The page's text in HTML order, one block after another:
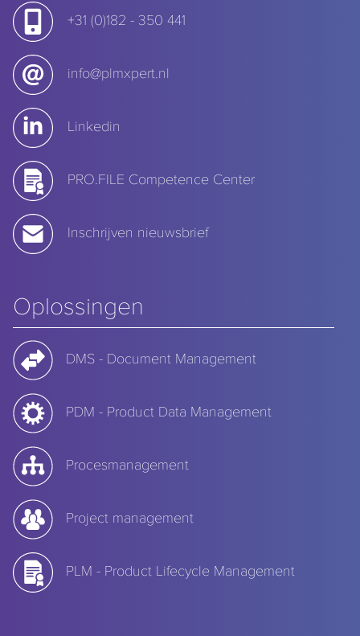
+31 (0)182 - 350 441
info@plmxpert.nl
Linkedin
PRO.FILE Competence Center
Inschrijven nieuwsbrief
Oplossingen
DMS - Document Management
PDM - Product Data Management
Procesmanagement
Project management
PLM - Product Lifecycle Management